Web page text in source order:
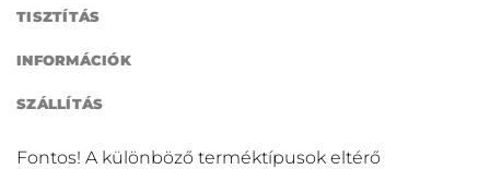
TISZTÍTÁS
INFORMÁCIÓK
SZÁLLÍTÁS
Fontos! A különböző terméktípusok eltérő